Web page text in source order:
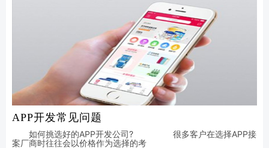
APP开发常见问题
如何挑选好的APP开发公司? 很多客户在选择APP接
案厂商时往往会以价格作为选择的考